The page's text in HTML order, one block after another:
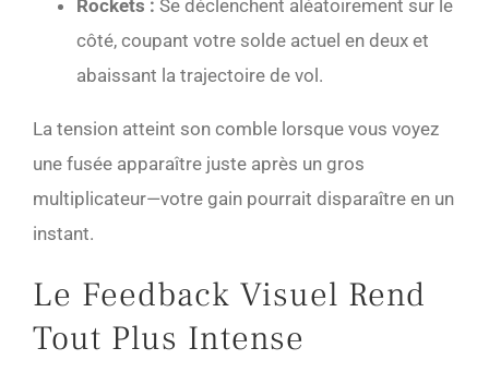
Rockets : Se déclenchent aléatoirement sur le
côté, coupant votre solde actuel en deux et
abaissant la trajectoire de vol.
La tension atteint son comble lorsque vous voyez
une fusée apparaître juste après un gros
multiplicateur—votre gain pourrait disparaître en un
instant.
Le Feedback Visuel Rend
Tout Plus Intense